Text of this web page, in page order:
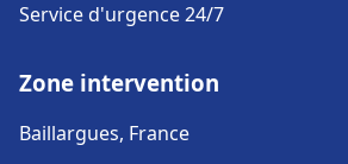
Service d'urgence 24/7
Zone intervention
Baillargues, France